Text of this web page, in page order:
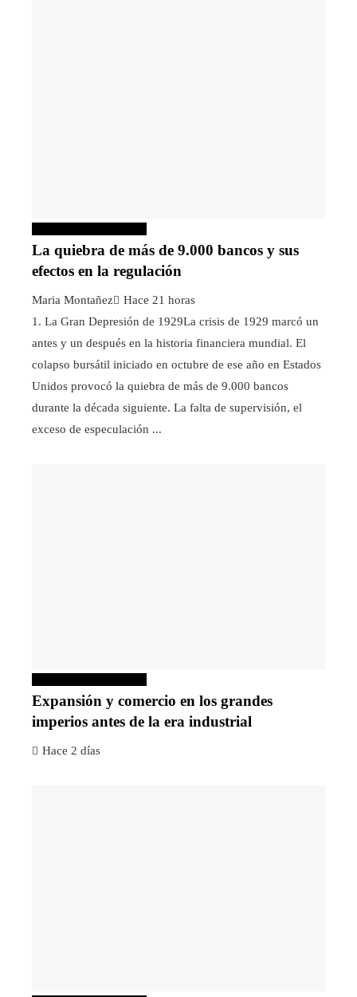
La quiebra de más de 9.000 bancos y sus
efectos en la regulación
Maria Montañez
Hace 21 horas
1. La Gran Depresión de 1929La crisis de 1929 marcó un
antes y un después en la historia financiera mundial. El
colapso bursátil iniciado en octubre de ese año en Estados
Unidos provocó la quiebra de más de 9.000 bancos
durante la década siguiente. La falta de supervisión, el
exceso de especulación ...
Expansión y comercio en los grandes
imperios antes de la era industrial
Hace 2 días